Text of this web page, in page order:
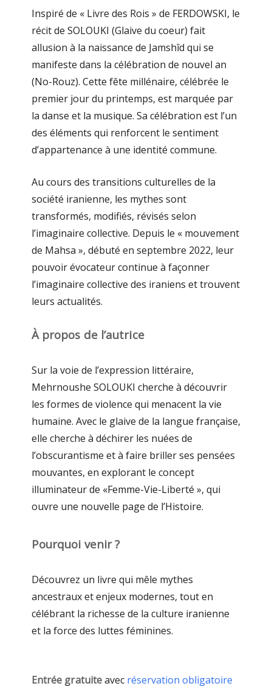
Inspiré de « Livre des Rois » de FERDOWSKI, le
récit de SOLOUKI (Glaive du coeur) fait
allusion à la naissance de Jamshîd qui se
manifeste dans la célébration de nouvel an
(No-Rouz). Cette fête millénaire, célébrée le
premier jour du printemps, est marquée par
la danse et la musique. Sa célébration est l’un
des éléments qui renforcent le sentiment
d’appartenance à une identité commune.
Au cours des transitions culturelles de la
société iranienne, les mythes sont
transformés, modifiés, révisés selon
l’imaginaire collective. Depuis le « mouvement
de Mahsa », débuté en septembre 2022, leur
pouvoir évocateur continue à façonner
l’imaginaire collective des iraniens et trouvent
leurs actualités.
À propos de l’autrice
Sur la voie de l’expression littéraire,
Mehrnoushe SOLOUKI cherche à découvrir
les formes de violence qui menacent la vie
humaine. Avec le glaive de la langue française,
elle cherche à déchirer les nuées de
l’obscurantisme et à faire briller ses pensées
mouvantes, en explorant le concept
illuminateur de «Femme-Vie-Liberté », qui
ouvre une nouvelle page de l’Histoire.
Pourquoi venir ?
Découvrez un livre qui mêle mythes
ancestraux et enjeux modernes, tout en
célébrant la richesse de la culture iranienne
et la force des luttes féminines.
Entrée gratuiteavec réservation obligatoire